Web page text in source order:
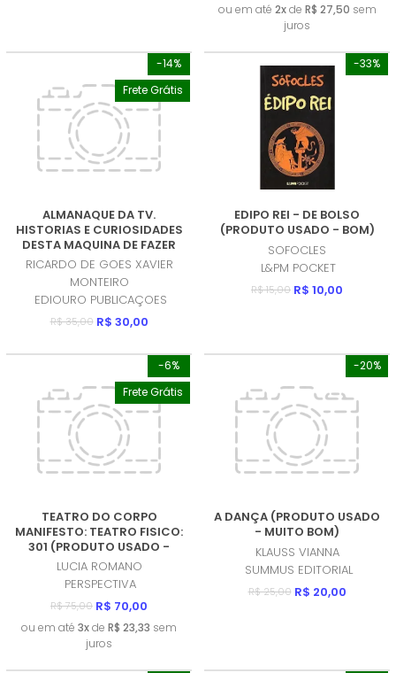
ou em até 2xde R$ 27,50 sem
juros
-14%
Frete Grátis
ALMANAQUE DA TV.
HISTORIAS E CURIOSIDADES
DESTA MAQUINA DE FAZER
DOIDO (PRODUTO USADO -
MUITO BOM)
RICARDO DE GOES XAVIER
MONTEIRO
EDIOURO PUBLICAÇOES
R$ 35,00 R$ 30,00
-33%
EDIPO REI - DE BOLSO
(PRODUTO USADO - BOM)
SOFOCLES
L&PM POCKET
R$ 15,00 R$ 10,00
-6%
Frete Grátis
TEATRO DO CORPO
MANIFESTO: TEATRO FISICO:
301 (PRODUTO USADO -
MUITO BOM)
LUCIA ROMANO
PERSPECTIVA
R$ 75,00 R$ 70,00
ou em até 3xde R$ 23,33 sem
juros
-20%
A DANÇA (PRODUTO USADO
- MUITO BOM)
KLAUSS VIANNA
SUMMUS EDITORIAL
R$ 25,00 R$ 20,00